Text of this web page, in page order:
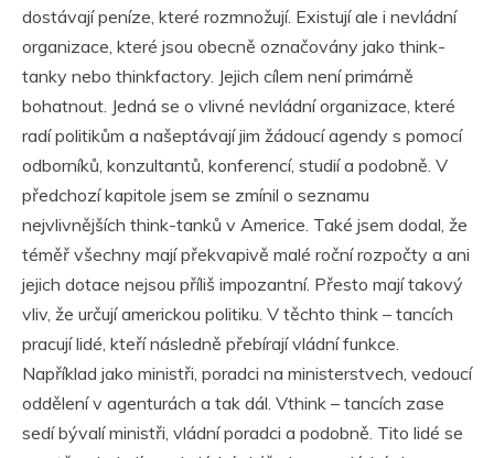
dostávají peníze, které rozmnožují. Existují ale i nevládní
organizace, které jsou obecně označovány jako think-
tanky nebo thinkfactory. Jejich cílem není primárně
bohatnout. Jedná se o vlivné nevládní organizace, které
radí politikům a našeptávají jim žádoucí agendy s pomocí
odborníků, konzultantů, konferencí, studií a podobně. V
předchozí kapitole jsem se zmínil o seznamu
nejvlivnějších think-tanků v Americe. Také jsem dodal, že
téměř všechny mají překvapivě malé roční rozpočty a ani
jejich dotace nejsou příliš impozantní. Přesto mají takový
vliv, že určují americkou politiku. V těchto think – tancích
pracují lidé, kteří následně přebírají vládní funkce.
Například jako ministři, poradci na ministerstvech, vedoucí
oddělení v agenturách a tak dál. Vthink – tancích zase
sedí bývalí ministři, vládní poradci a podobně. Tito lidé se